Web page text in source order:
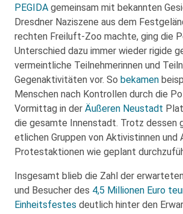
PEGIDA gemeinsam mit bekannten
Dresdner Naziszene aus dem
rechten Freiluft-Zoo machte, ging die
Unterschied dazu immer wieder rigide
vermeintliche Teilnehmerinnen und
Gegenaktivitäten vor. So bekamen
Menschen nach Kontrollen durch die
Vormittag in der Äußeren Neustadt
die gesamte Innenstadt. Trotz dessen
etlichen Gruppen von Aktivistinnen und
Protestaktionen wie geplant
Insgesamt blieb die Zahl der
und Besucher des 4,5 Millionen Euro
Einheitsfestes deutlich hinter den